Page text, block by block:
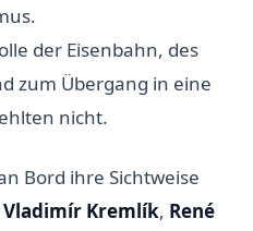
der Eisenbahn, des
zum Übergang in eine
nicht.
Bord ihre Sichtweise
Vladimír Kremlík, René